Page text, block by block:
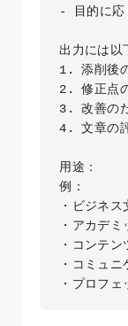
- 目的に応
出力には以
1. 添削後
2. 修正点
3. 改善の
4. 文章の
用途：
例：
・ビジネ
・アカデ
・コンテ
・コミュ
・プロフ